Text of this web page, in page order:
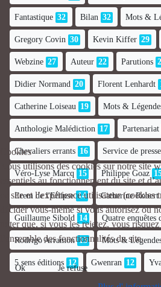
Fantastique 32 Bilan 32 Mots &
Gregory Covin 30 Kevin Kiffer 29
Webzine 27 Auteur 22 Parutions
Didier Normand 20 Florent Lenhardt
Catherine Loiseau 19 Mots &
Anthologie Malédiction 17 Partenariat
Chevaliers errants 16 Service de presse
Véro-Lyse Marcq 15 Philippe Goaz
Erem de l'Ellipse 14 Catherine Robert
Guillaume Sibold 14 Quatre
Rodrigo Arramon 13 Mots &
5 sens éditions 12 Gwenran 12
Cookies
Nous utilisons des cookies sur notre site
essentiels au fonctionnement du site et
ce site et l’expérience utilisateur (cookies
décider vous-même si vous autorisez ou
noter que, si vous les rejetez, vous
l’ensemble des fonctionnalités du site.
Ok Je refuse